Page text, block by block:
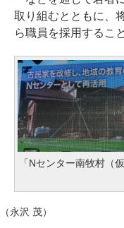
取り組むとともに、
ら職員を採用するこ
「Nセンター南牧村（仮
（永沢 茂）